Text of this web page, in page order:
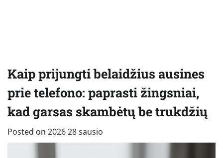
Kaip prijungti belaidžius ausines
prie telefono: paprasti žingsniai,
kad garsas skambėtų be trukdžių
Posted on 2026 28 sausio